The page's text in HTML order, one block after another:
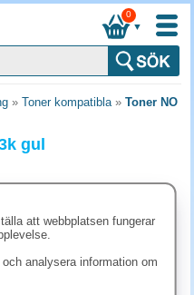
▼
0
» Toner kompatibla» Toner NO
gul
att webbplatsen fungerar
analysera information om